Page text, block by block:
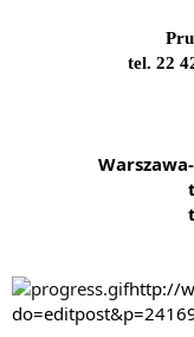
tel. 22
http://